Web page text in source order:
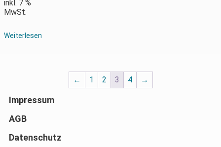
inkl. 7 %
MwSt.
Weiterlesen
← 1 2 3 4 →
Impressum
AGB
Datenschutz